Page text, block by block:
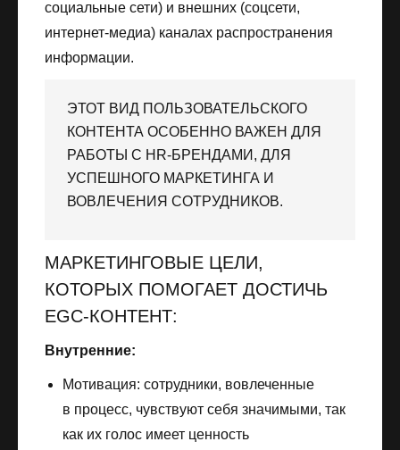
социальные сети) и внешних (соцсети,
интернет-медиа) каналах распространения
информации.
ЭТОТ ВИД ПОЛЬЗОВАТЕЛЬСКОГО
КОНТЕНТА ОСОБЕННО ВАЖЕН ДЛЯ
РАБОТЫ С HR-БРЕНДАМИ, ДЛЯ
УСПЕШНОГО МАРКЕТИНГА И
ВОВЛЕЧЕНИЯ СОТРУДНИКОВ.
МАРКЕТИНГОВЫЕ ЦЕЛИ,
КОТОРЫХ ПОМОГАЕТ ДОСТИЧЬ
EGC-КОНТЕНТ:
Внутренние:
Мотивация: сотрудники, вовлеченные
в процесс, чувствуют себя значимыми, так
как их голос имеет ценность